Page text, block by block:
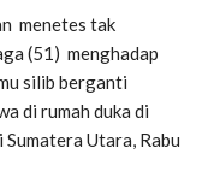
menetes tak
(51) menghadap
silib berganti
di rumah duka di
Utara, Rabu